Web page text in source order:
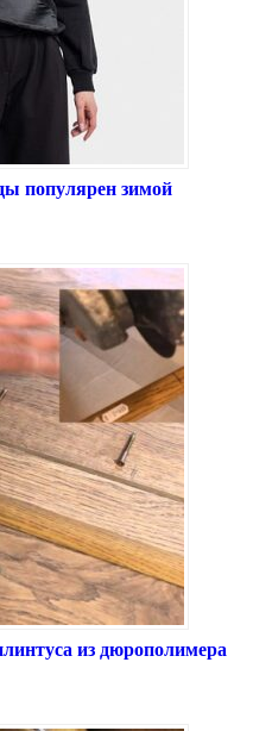
популярен зимой
из дюрополимера